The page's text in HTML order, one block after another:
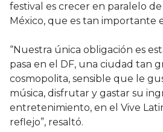
festival es crecer en paralelo
México, que es tan importante
“Nuestra única obligación es
pasa en el DF, una ciudad tan
cosmopolita, sensible que le
música, disfrutar y gastar su
entretenimiento, en el Vive
reflejo”, resaltó.